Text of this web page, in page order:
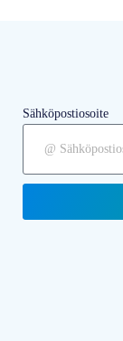
Sähköpostiosoite